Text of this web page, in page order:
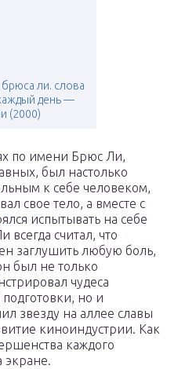
ли. слова
день —
(2000)
по имени Брюс Ли,
был настолько
к себе человеком,
свое тело, а вместе с
испытывать на себе
всегда считал, что
заглушить любую боль,
был не только
чудеса
но и
звезду на аллее славы
киноиндустрии. Как
каждого
экране.